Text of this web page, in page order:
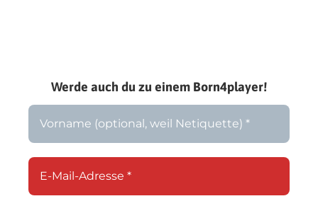
Werde auch du zu einem Born4player!